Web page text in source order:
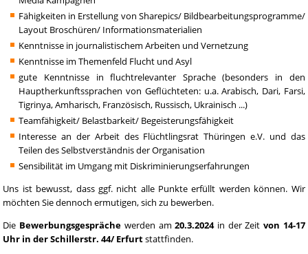
Fähigkeiten in Erstellung von Sharepics/ Bildbearbeitungsprogramme/
Layout Broschüren/ Informationsmaterialien
Kenntnisse in journalistischem Arbeiten und Vernetzung
Kenntnisse im Themenfeld Flucht und Asyl
gute Kenntnisse in fluchtrelevanter Sprache (besonders in den
Hauptherkunftssprachen von Geflüchteten: u.a. Arabisch, Dari, Farsi,
Tigrinya, Amharisch, Französisch, Russisch, Ukrainisch ...)
Teamfähigkeit/ Belastbarkeit/ Begeisterungsfähigkeit
Interesse an der Arbeit des Flüchtlingsrat Thüringen e.V. und das
Teilen des Selbstverständnis der Organisation
Sensibilität im Umgang mit Diskriminierungserfahrungen
Uns ist bewusst, dass ggf. nicht alle Punkte erfüllt werden können. Wir
möchten Sie dennoch ermutigen, sich zu bewerben.
Die Bewerbungsgespräche werden am20.3.2024 in der Zeit von 14-17
Uhr in der Schillerstr. 44/ Erfurtstattfinden.